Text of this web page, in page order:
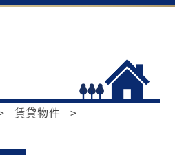
賃貸物件
>